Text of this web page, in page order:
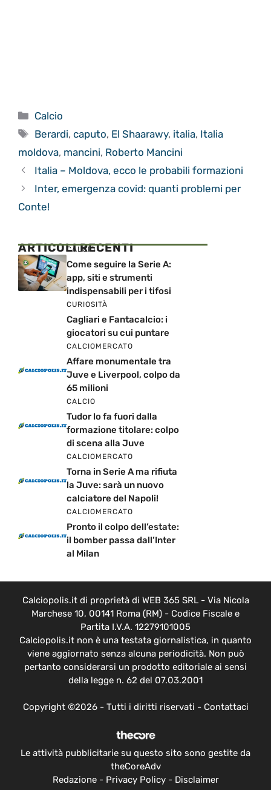
Categorie
Calcio
Tag
Berardi,caputo, El Shaarawy, italia, Italia
moldova, mancini, Roberto Mancini
Italia – Moldova, ecco le probabili formazioni
Inter, emergenza covid: quanti problemi per
Conte!
ARTICOLI RECENTI
CALCIO
Come seguire la Serie A:
app, siti e strumenti
indispensabili per i tifosi
CURIOSITÀ
Cagliari e Fantacalcio: i
giocatori su cui puntare
CALCIOMERCATO
Affare monumentale tra
Juve e Liverpool, colpo da
65 milioni
CALCIO
Tudor lo fa fuori dalla
formazione titolare: colpo
di scena alla Juve
CALCIOMERCATO
Torna in Serie A ma rifiuta
la Juve: sarà un nuovo
calciatore del Napoli!
CALCIOMERCATO
Pronto il colpo dell’estate:
il bomber passa dall’Inter
al Milan
Calciopolis.it di proprietà di WEB 365 SRL - Via Nicola
Marchese 10, 00141 Roma (RM) - Codice Fiscale e
Partita I.V.A. 12279101005
Calciopolis.it non è una testata giornalistica, in quanto
viene aggiornato senza alcuna periodicità. Non può
pertanto considerarsi un prodotto editoriale ai sensi
della legge n. 62 del 07.03.2001
Copyright ©2026 - Tutti i diritti riservati - Contattaci
Le attività pubblicitarie su questo sito sono gestite da
theCoreAdv
Redazione- Privacy Policy- Disclaimer